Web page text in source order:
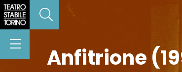
Anfitrione